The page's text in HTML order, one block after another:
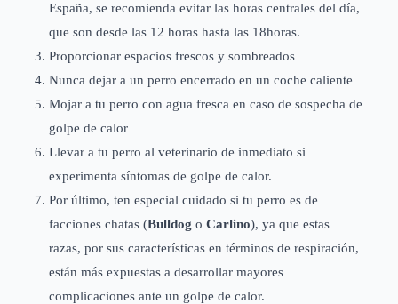
España, se recomienda evitar las horas centrales del día,
que son desde las 12 horas hasta las 18horas.
Proporcionar espacios frescos y sombreados
Nunca dejar a un perro encerrado en un coche caliente
Mojar a tu perro con agua fresca en caso de sospecha de
golpe de calor
Llevar a tu perro al veterinario de inmediato si
experimenta síntomas de golpe de calor.
Por último, ten especial cuidado si tu perro es de
facciones chatas (Bulldog o Carlino), ya que estas
razas, por sus características en términos de respiración,
están más expuestas a desarrollar mayores
complicaciones ante un golpe de calor.